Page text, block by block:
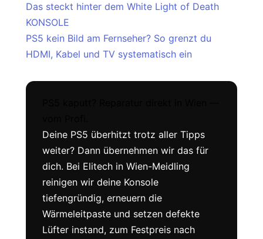
Das steckt hinter dem White Light of Death
KONSOLE
PS5 kein Bild am Fernseher? So grenzt du
HDMI, Kabel und TV systematisch ein
Deine PS5 überhitzt trotz aller Tipps
weiter? Dann übernehmen wir das für
dich. Bei Elitech in Wien-Meidling
reinigen wir deine Konsole
tiefengründig, erneuern die
Wärmeleitpaste und setzen defekte
Lüfter instand, zum Festpreis nach